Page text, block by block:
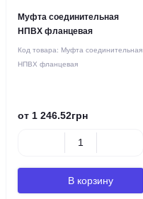
Муфта соединительная
НПВХ фланцевая
Код товара: Муфта соединительная
НПВХ фланцевая
от 1 246.52грн
В корзину